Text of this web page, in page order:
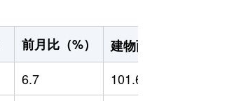
前月比（%） 建物面積（m
6.7 101.66